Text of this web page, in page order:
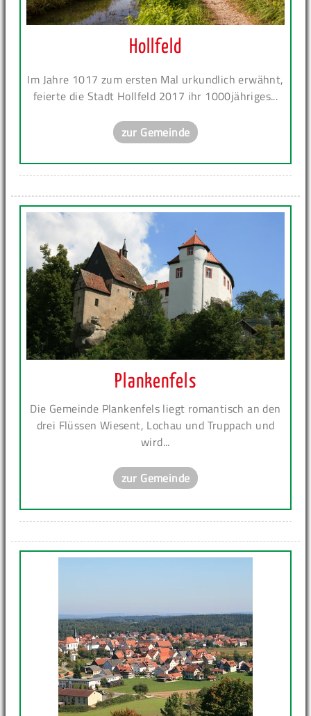
Hollfeld
Im Jahre 1017 zum ersten Mal urkundlich erwähnt,
feierte die Stadt Hollfeld 2017 ihr 1000jähriges...
zur Gemeinde
Plankenfels
Die Gemeinde Plankenfels liegt romantisch an den
drei Flüssen Wiesent, Lochau und Truppach und
wird...
zur Gemeinde